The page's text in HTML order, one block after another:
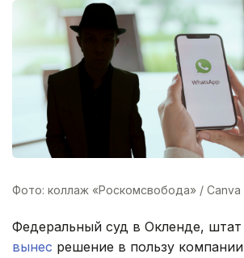
Фото: коллаж «Роскомсвобода» / Canva
Федеральный суд в Окленде,
вынес решение в пользу